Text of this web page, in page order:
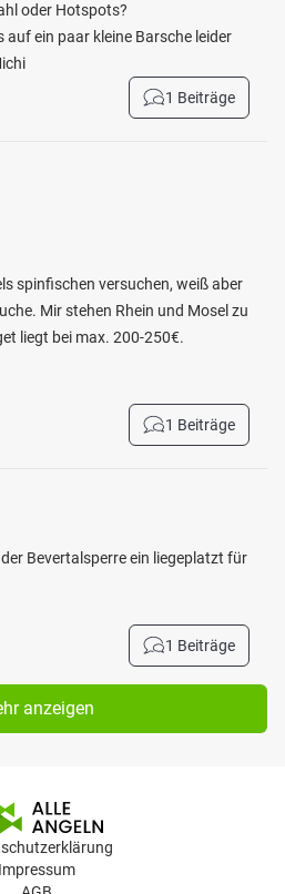
oder Hotspots?
ein paar kleine Barsche leider
1 Beiträge
spinfischen versuchen, weiß aber
Mir stehen Rhein und Mosel zu
liegt bei max. 200-250€.
1 Beiträge
Bevertalsperre ein liegeplatzt für
1 Beiträge
anzeigen
Impressum